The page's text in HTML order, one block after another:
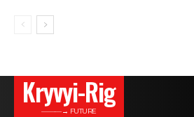
Kryvyi-Rig
———→ FUTURE